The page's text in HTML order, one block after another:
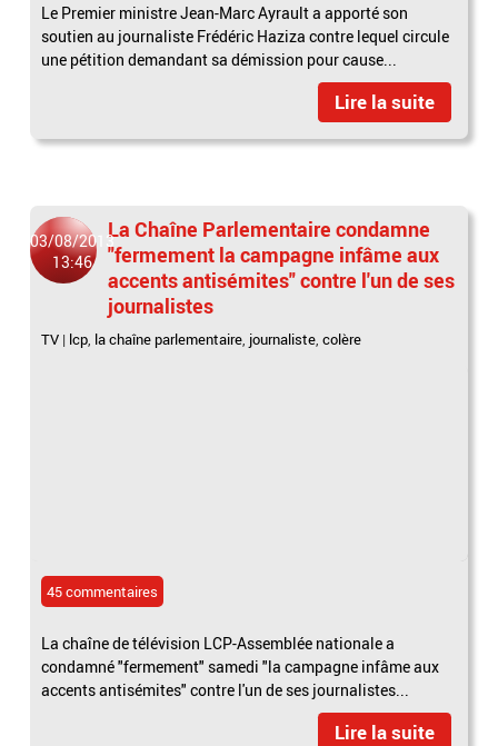
Le Premier ministre Jean-Marc Ayrault a apporté son
soutien au journaliste Frédéric Haziza contre lequel circule
une pétition demandant sa démission pour cause...
Lire la suite
03/08/2013
13:46
La Chaîne Parlementaire condamne
"fermement la campagne infâme aux
accents antisémites" contre l'un de ses
journalistes
TV | lcp, la chaîne parlementaire, journaliste,colère
45 commentaires
La chaîne de télévision LCP-Assemblée nationale a
condamné "fermement" samedi "la campagne infâme aux
accents antisémites" contre l'un de ses journalistes...
Lire la suite